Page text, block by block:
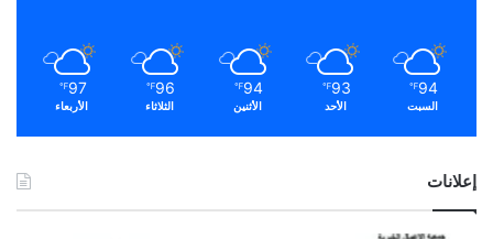
94
℉
السبت
93
℉
الأحد
94
℉
الأثنين
96
℉
الثلاثاء
97
℉
الأربعاء
إعلانات